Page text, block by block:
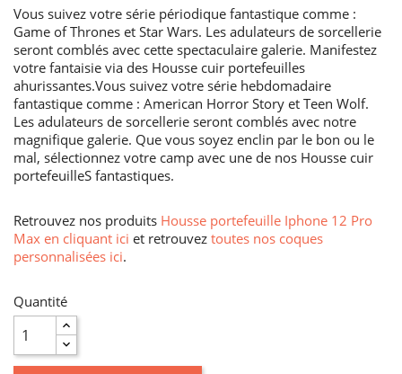
Vous suivez votre série périodique fantastique comme :
Game of Thrones et Star Wars. Les adulateurs de sorcellerie
seront comblés avec cette spectaculaire galerie. Manifestez
votre fantaisie via des Housse cuir portefeuilles
ahurissantes.Vous suivez votre série hebdomadaire
fantastique comme : American Horror Story et Teen Wolf.
Les adulateurs de sorcellerie seront comblés avec notre
magnifique galerie. Que vous soyez enclin par le bon ou le
mal, sélectionnez votre camp avec une de nos Housse cuir
portefeuilleS fantastiques.
Retrouvez nos produits Housse portefeuille Iphone 12 Pro
Max en cliquant ici et retrouvez toutes nos coques
personnalisées ici.
Quantité